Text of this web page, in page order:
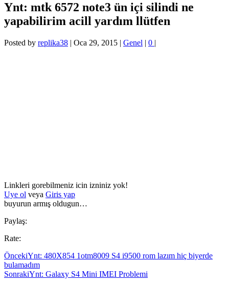
Ynt: mtk 6572 note3 ün içi silindi ne
yapabilirim acill yardım llütfen
Posted by replika38 | Oca 29, 2015 | Genel | 0 |
Linkleri gorebilmeniz icin izniniz yok!
Uye ol veya Giris yap
buyurun armış oldugun…
Paylaş:
Rate:
ÖncekiYnt: 480X854 1otm8009 S4 i9500 rom lazım hiç biyerde
bulamadım
SonrakiYnt: Galaxy S4 Mini IMEI Problemi